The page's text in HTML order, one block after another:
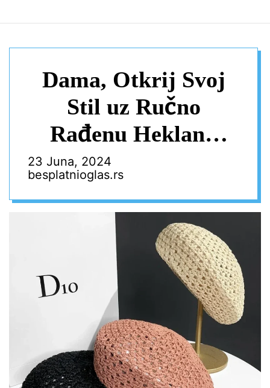
Dama, Otkrij Svoj
Stil uz Ručno
Rađenu Heklanu
Kapu – Savršenstvo
za Slobodno Vrijeme
i Vintage Šik
– ŽENSKI ŠEŠIRI
23 Juna, 2024
besplatnioglas.rs